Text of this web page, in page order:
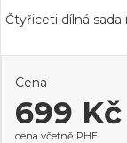
Čtyřiceti dílná sada
Cena
699 Kč
cena včetně PHE